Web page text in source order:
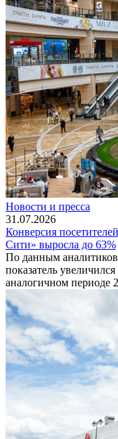
Новости и пресса
31.07.2026
Конверсия
Сити» выросла до 63%
По данным аналитиков
показатель
аналогичном периоде